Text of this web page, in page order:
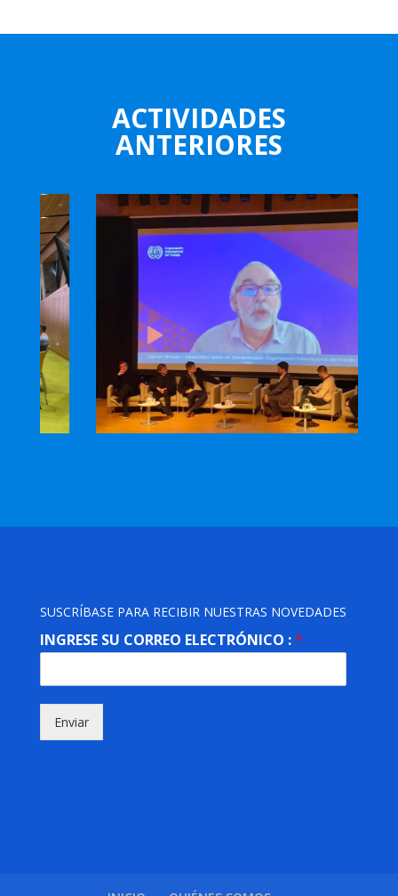
ACTIVIDADES
ANTERIORES
SUSCRÍBASE PARA RECIBIR NUESTRAS NOVEDADES
INGRESE SU CORREO ELECTRÓNICO :*
Enviar